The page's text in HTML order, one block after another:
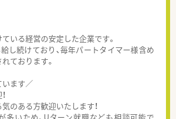
いる経営の安定した企業です。
し続けており、毎年パートタイマー様含め
ております。
ます／
のある方歓迎いたします！